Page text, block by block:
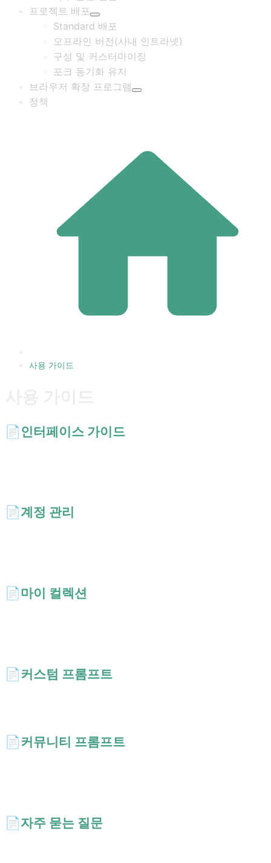
프로젝트 배포
Standard 배포
오프라인 버전(사내 인트라넷)
구성 및 커스터마이징
포크 동기화 유지
브라우저 확장 프로그램
정책
사용 가이드
📄️ 인터페이스 가이드
📄️계정 관리
📄️마이 컬렉션
📄️ 커스텀 프롬프트
📄️ 커뮤니티 프롬프트
📄️자주 묻는 질문